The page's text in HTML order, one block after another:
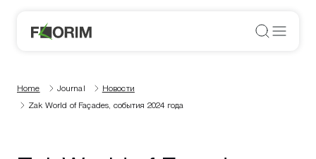
Home Journal
Новости
Zak World of Façades, события 2024 года